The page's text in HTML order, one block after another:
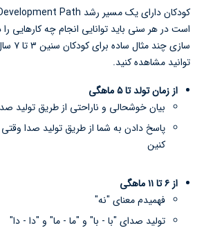
است در هر سنی باید توانایی انجام چه کارهایی
سازی
توانید مشاهده کنید.
از زمان تولد تا ۵ ماهگی
بیان خوشحالی و ناراحتی از طریق تولید
پاسخ دادن به شما از طریق تولید صدا
کنین
از ۶ تا ۱۱ ماهگی
فهمیدم معنای "نه"
تولید صدای "با - با" و "ما - ما" و "دا - دا"